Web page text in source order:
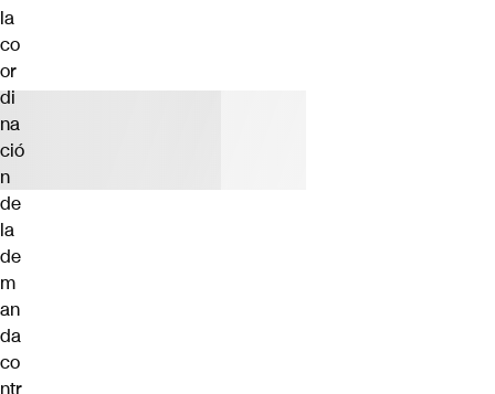
la
co
or
di
na
ció
n
de
la
de
m
an
da
co
ntr